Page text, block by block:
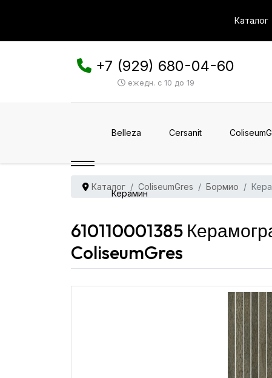
Каталог
+7 (929) 680-04-60
ежедн. с 10 до 19
Belleza Cersanit
Керамин
Каталог ColiseumGres Бормио
610110001385
ColiseumGres